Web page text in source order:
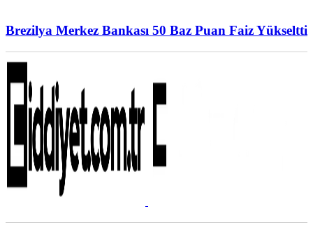
Brezilya Merkez Bankası 50 Baz Puan Faiz Yükseltti